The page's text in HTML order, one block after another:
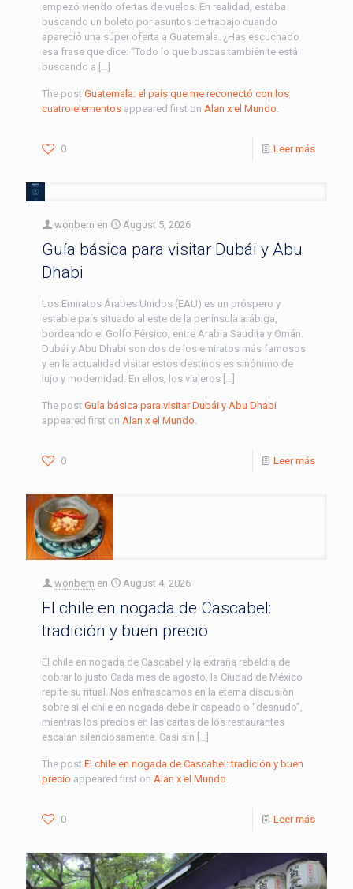
empezó viendo ofertas de vuelos. En realidad, estaba
buscando un boleto por asuntos de trabajo cuando
apareció una súper oferta a Guatemala. ¿Has escuchado
esa frase que dice: “Todo lo que buscas también te está
buscando a […]
The post Guatemala: el país que me reconectó con los
cuatro elementos appeared first on Alan x el Mundo.
0 Leer más
wonbern en August 5, 2026
Guía básica para visitar Dubái y Abu
Dhabi
Los Emiratos Árabes Unidos (EAU) es un próspero y
estable país situado al este de la península arábiga,
bordeando el Golfo Pérsico, entre Arabia Saudita y Omán.
Dubái y Abu Dhabi son dos de los emiratos más famosos
y en la actualidad visitar estos destinos es sinónimo de
lujo y modernidad. En ellos, los viajeros […]
The post Guía básica para visitar Dubái y Abu Dhabi
appeared first on Alan x el Mundo.
0 Leer más
wonbern en August 4, 2026
El chile en nogada de Cascabel:
tradición y buen precio
El chile en nogada de Cascabel y la extraña rebeldía de
cobrar lo justo Cada mes de agosto, la Ciudad de México
repite su ritual. Nos enfrascamos en la eterna discusión
sobre si el chile en nogada debe ir capeado o “desnudo”,
mientras los precios en las cartas de los restaurantes
escalan silenciosamente. Casi sin […]
The post El chile en nogada de Cascabel: tradición y buen
precio appeared first on Alan x el Mundo.
0 Leer más